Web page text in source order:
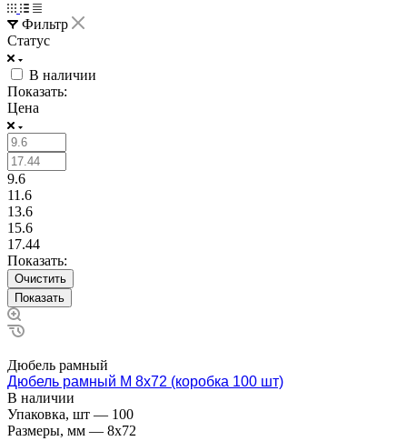
Фильтр
Статус
В наличии
Показать:
Цена
9.6
11.6
13.6
15.6
17.44
Показать:
Очистить
Дюбель рамный
Дюбель рамный М 8х72 (коробка 100 шт)
В наличии
Упаковка, шт — 100
Размеры, мм — 8x72